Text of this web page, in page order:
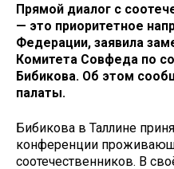
Прямой диалог с
— это приоритетное
Федерации, заявила
Комитета Совфеда по
Бибикова. Об этом
палаты.
Бибикова в Таллине
конференции
соотечественников. В